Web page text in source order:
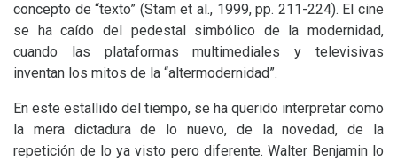
concepto de “texto” (Stam et al., 1999, pp. 211-224). El cine
se ha caído del pedestal simbólico de la modernidad,
cuando las plataformas multimediales y televisivas
inventan los mitos de la “altermodernidad”.
En este estallido del tiempo, se ha querido interpretar como
la mera dictadura de lo nuevo, de la novedad, de la
repetición de lo ya visto pero diferente. Walter Benjamin lo